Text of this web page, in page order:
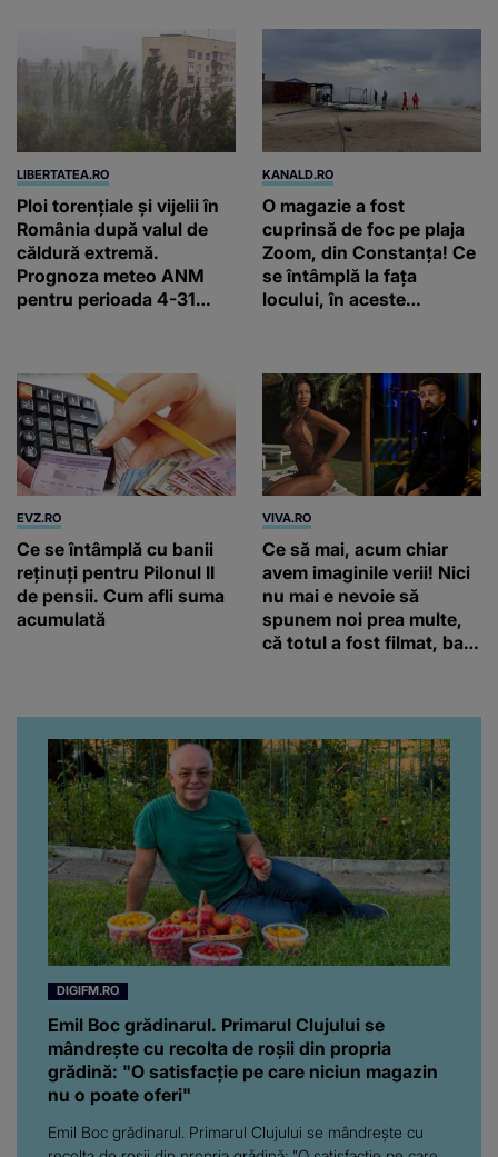
LIBERTATEA.RO
Ploi torențiale și vijelii în
România după valul de
căldură extremă.
Prognoza meteo ANM
pentru perioada 4-31
KANALD.RO
O magazie a fost
cuprinsă de foc pe plaja
Zoom, din Constanța! Ce
se întâmplă la fața
locului, în aceste
EVZ.RO
Ce se întâmplă cu banii
reținuți pentru Pilonul II
de pensii. Cum afli suma
acumulată
VIVA.RO
Ce să mai, acum chiar
avem imaginile verii! Nici
nu mai e nevoie să
spunem noi prea multe,
că totul a fost filmat, ba
da, frumoasa iubită a lui
Florin Ristei e...
DIGIFM.RO
Emil Boc grădinarul. Primarul Clujului se
mândrește cu recolta de roșii din propria
grădină: "O satisfacție pe care niciun magazin
nu o poate oferi"
Emil Boc grădinarul. Primarul Clujului se mândrește cu